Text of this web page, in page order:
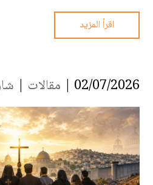
اقرأ المزيد
02/07/2026 | مقالات |